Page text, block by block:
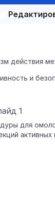
действия
и
1
для